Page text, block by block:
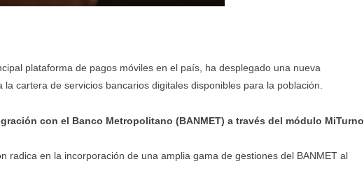
plataforma de pagos móviles en el país, ha desplegado una nueva
cartera de servicios bancarios digitales disponibles para la población.
con el Banco Metropolitano (BANMET) a través del módulo MiTurno
radica en la incorporación de una amplia gama de gestiones del BANMET al